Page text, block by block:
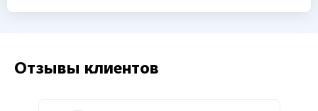
Отзывы клиентов